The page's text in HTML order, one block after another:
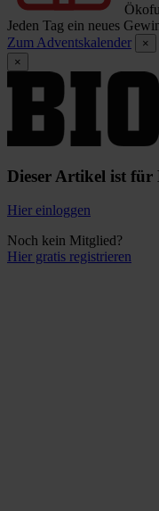
Jeden Tag ein neues
Zum Adventskalender
×
×
Dieser Artikel ist
Hier einloggen
Noch kein Mitglied?
Hier gratis registrieren